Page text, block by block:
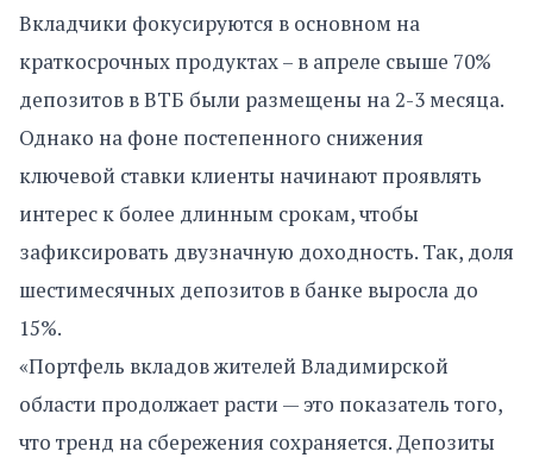
Вкладчики фокусируются в основном на
краткосрочных продуктах – в апреле свыше 70%
депозитов в ВТБ были размещены на 2-3 месяца.
Однако на фоне постепенного снижения
ключевой ставки клиенты начинают проявлять
интерес к более длинным срокам, чтобы
зафиксировать двузначную доходность. Так, доля
шестимесячных депозитов в банке выросла до
15%.
«Портфель вкладов жителей Владимирской
области продолжает расти — это показатель того,
что тренд на сбережения сохраняется. Депозиты